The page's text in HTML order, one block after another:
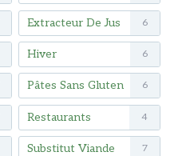
Extracteur De Jus 6
Hiver 6
Pâtes Sans Gluten 6
Restaurants 4
Substitut Viande 7